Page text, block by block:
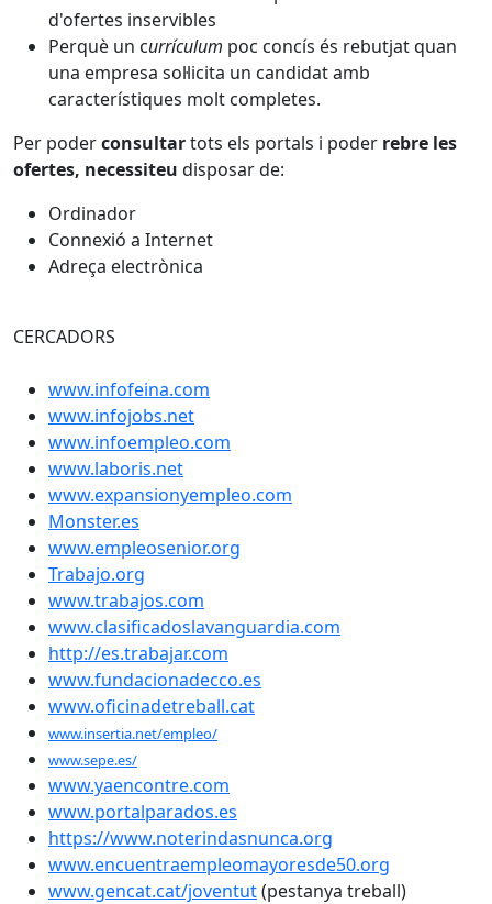
d'ofertes inservibles
Perquè un currículum poc concís és rebutjat quan
una empresa sol·licita un candidat amb
característiques molt completes.
Per poderconsultartots els portals i poder rebre les
ofertes, necessiteu disposar de:
Ordinador
Connexió a Internet
Adreça electrònica
CERCADORS
www.infofeina.com
www.infojobs.net
www.infoempleo.com
www.laboris.net
www.expansionyempleo.com
Monster.es
www.empleosenior.org
Trabajo.org
www.trabajos.com
www.clasificadoslavanguardia.com
http://es.trabajar.com
www.fundacionadecco.es
www.oficinadetreball.cat
www.insertia.net/empleo/
www.sepe.es/
www.yaencontre.com
www.portalparados.es
https://www.noterindasnunca.org
www.encuentraempleomayoresde50.org
www.gencat.cat/joventut(pestanya treball)